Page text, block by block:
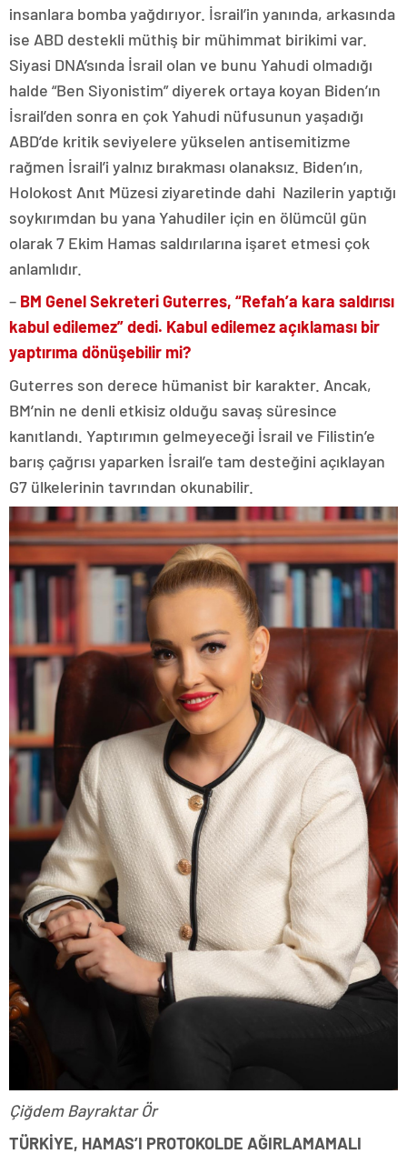
insanlara bomba yağdırıyor. İsrail’in yanında, arkasında
ise ABD destekli müthiş bir mühimmat birikimi var.
Siyasi DNA’sında İsrail olan ve bunu Yahudi olmadığı
halde “Ben Siyonistim” diyerek ortaya koyan Biden’ın
İsrail’den sonra en çok Yahudi nüfusunun yaşadığı
ABD’de kritik seviyelere yükselen antisemitizme
rağmen İsrail’i yalnız bırakması olanaksız. Biden’ın,
Holokost Anıt Müzesi ziyaretinde dahi Nazilerin yaptığı
soykırımdan bu yana Yahudiler için en ölümcül gün
olarak 7 Ekim Hamas saldırılarına işaret etmesi çok
anlamlıdır.
– BM Genel Sekreteri Guterres, “Refah’a kara saldırısı
kabul edilemez” dedi. Kabul edilemez açıklaması bir
yaptırıma dönüşebilir mi?
Guterres son derece hümanist bir karakter. Ancak,
BM’nin ne denli etkisiz olduğu savaş süresince
kanıtlandı. Yaptırımın gelmeyeceği İsrail ve Filistin’e
barış çağrısı yaparken İsrail’e tam desteğini açıklayan
G7 ülkelerinin tavrından okunabilir.
Çiğdem Bayraktar Ör
TÜRKİYE, HAMAS’I PROTOKOLDE AĞIRLAMAMALI